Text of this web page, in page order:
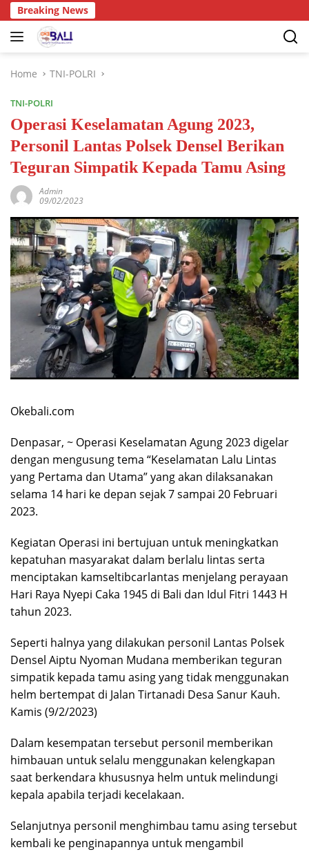
Breaking News
Home TNI-POLRI
TNI-POLRI
Operasi Keselamatan Agung 2023,
Personil Lantas Polsek Densel Berikan
Teguran Simpatik Kepada Tamu Asing
Admin
09/02/2023
Okebali.com
Denpasar, ~ Operasi Keselamatan Agung 2023 digelar
dengan mengusung tema “Keselamatan Lalu Lintas
yang Pertama dan Utama” yang akan dilaksanakan
selama 14 hari ke depan sejak 7 sampai 20 Februari
2023.
Kegiatan Operasi ini bertujuan untuk meningkatkan
kepatuhan masyarakat dalam berlalu lintas serta
menciptakan kamseltibcarlantas menjelang perayaan
Hari Raya Nyepi Caka 1945 di Bali dan Idul Fitri 1443 H
tahun 2023.
Seperti halnya yang dilakukan personil Lantas Polsek
Densel Aiptu Nyoman Mudana memberikan teguran
simpatik kepada tamu asing yang tidak menggunakan
helm bertempat di Jalan Tirtanadi Desa Sanur Kauh.
Kamis (9/2/2023)
Dalam kesempatan tersebut personil memberikan
himbauan untuk selalu menggunakan kelengkapan
saat berkendara khususnya helm untuk melindungi
kepala apabila terjadi kecelakaan.
Selanjutnya personil menghimbau tamu asing tersebut
kembali ke penginapannya untuk mengambil